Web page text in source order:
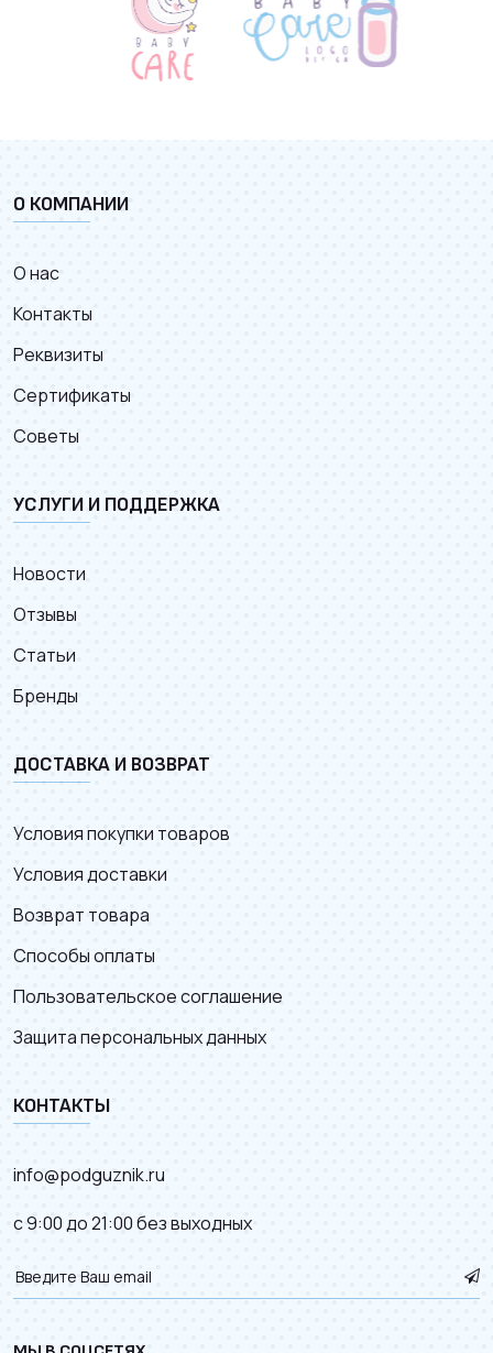
О КОМПАНИИ
О нас
Контакты
Реквизиты
Сертификаты
Советы
УСЛУГИ И ПОДДЕРЖКА
Новости
Отзывы
Статьи
Бренды
ДОСТАВКА И ВОЗВРАТ
Условия покупки товаров
Условия доставки
Возврат товара
Способы оплаты
Пользовательское соглашение
Защита персональных данных
КОНТАКТЫ
info@podguznik.ru
с 9:00 до 21:00 без выходных